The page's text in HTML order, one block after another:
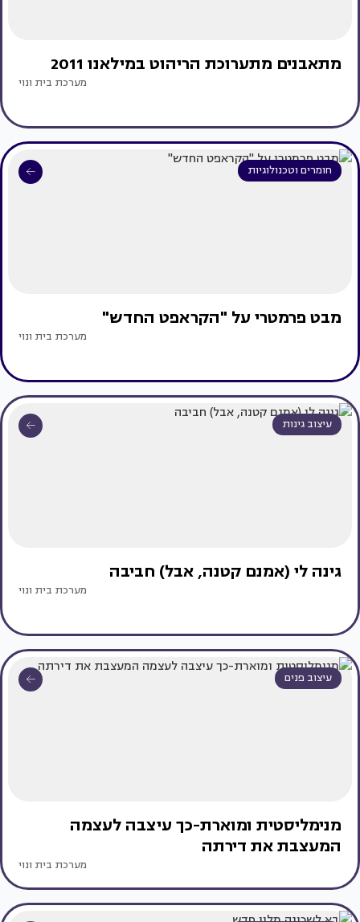
מתאבנים מתערוכת הריהוט במילאנו 2011
מערכת בית ונוי
חומרים וטכנולוגיות
מבט פרמטרי על "הקראפט החדש"
מערכת בית ונוי
עיצוב גינות
גינה לי (אמנם קטנה, אבל) חביבה
מערכת בית ונוי
עיצוב פנים
מנימליסטית ומוארת-כך עיצבה לעצמה
המעצבת את דירתה
מערכת בית ונוי